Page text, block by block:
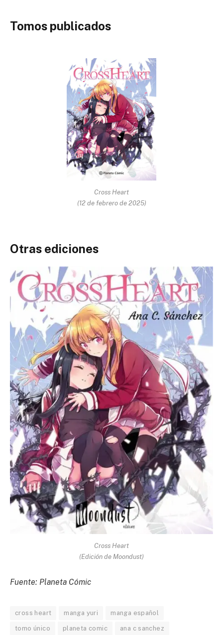
Tomos publicados
Cross Heart
(12 de febrero de 2025)
Otras ediciones
Cross Heart
(Edición de Moondust)
Fuente: Planeta Cómic
cross heart manga yuri manga español
tomo único planeta comic ana c sanchez